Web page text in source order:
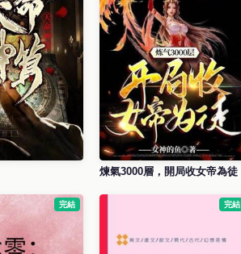
煉氣3000層，開局收女帝為徒
完結 完結